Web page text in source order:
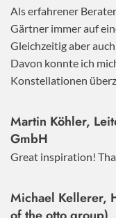
Als erfahrener
Gärtner immer auf
Gleichzeitig aber
Davon konnte ich
Konstellationen
Martin Köhler,
GmbH
Great inspiration!
Michael Kellerer,